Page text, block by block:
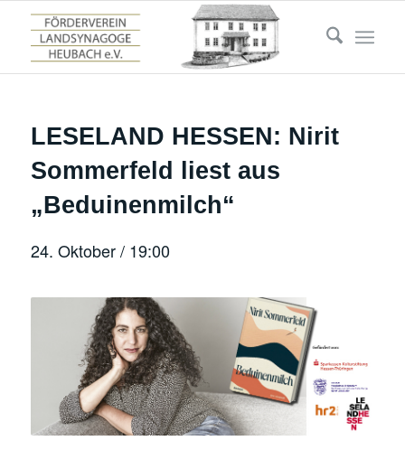
LESELAND HESSEN: Nirit
Sommerfeld liest aus
„Beduinenmilch“
24. Oktober / 19:00